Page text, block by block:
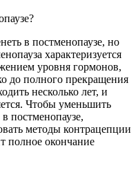
в постменопаузе, но
характеризуется
уровня гормонов,
до полного прекращения
несколько лет, и
Чтобы уменьшить
постменопаузе,
методы контрацепции
полное окончание